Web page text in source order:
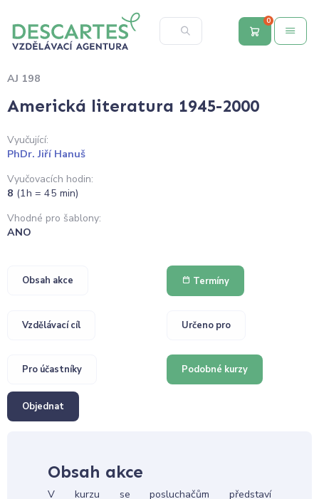
0
AJ 198
Americká literatura 1945-2000
Vyučující:
PhDr. Jiří Hanuš
Vyučovacích hodin:
8 (1h = 45 min)
Vhodné pro šablony:
ANO
Obsah akce Termíny
Vzdělávací cíl Určeno pro
Pro účastníky Podobné kurzy
Objednat
Obsah akce
V kurzu se posluchačům představí